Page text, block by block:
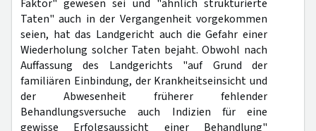
Faktor" gewesen sei und "ähnlich strukturierte
Taten" auch in der Vergangenheit vorgekommen
seien, hat das Landgericht auch die Gefahr einer
Wiederholung solcher Taten bejaht. Obwohl nach
Auffassung des Landgerichts "auf Grund der
familiären Einbindung, der Krankheitseinsicht und
der Abwesenheit früherer fehlender
Behandlungsversuche auch Indizien für eine
gewisse Erfolgsaussicht einer Behandlung"